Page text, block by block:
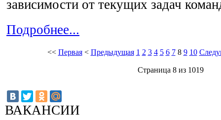
зависимости от текущих задач
Подробнее...
<< Первая< Предыдущая 1 2 3 4 5 6 7 8 9 10
Страница 8 из 1019
ВАКАНСИИ